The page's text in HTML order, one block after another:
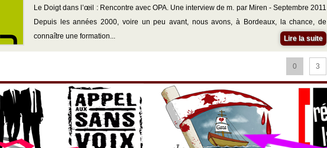
Le Doigt dans l’œil : Rencontre avec OPA. Une interview de m. par Miren - Septembre 2011
Depuis les années 2000, voire un peu avant, nous avons, à Bordeaux, la chance, de
connaître une formation...
Lire la suite
0 3